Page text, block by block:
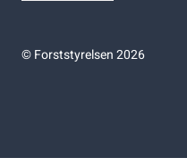
©Forststyrelsen 2026